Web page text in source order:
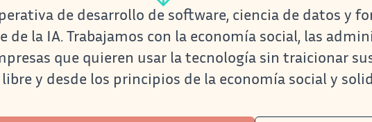
y datos
de desarrollo de software, ciencia de datos y
de la IA. Trabajamos con la economía social, las
que quieren usar la tecnología sin traicionar
y desde los principios de la economía social y